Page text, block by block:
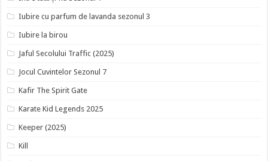
Iubire cu parfum de lavanda sezonul 3
Iubire la birou
Jaful Secolului Traffic (2025)
Jocul Cuvintelor Sezonul 7
Kafir The Spirit Gate
Karate Kid Legends 2025
Keeper (2025)
Kill